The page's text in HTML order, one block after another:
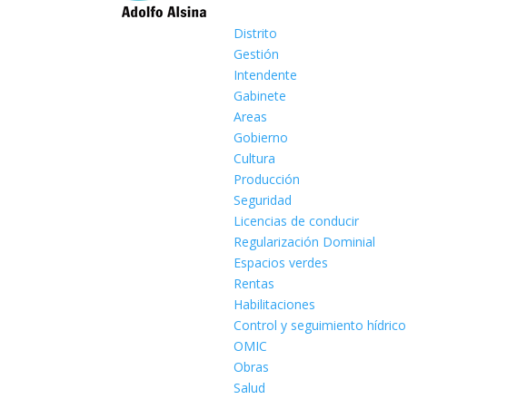
Distrito
Gestión
Intendente
Gabinete
Areas
Gobierno
Cultura
Producción
Seguridad
Licencias de conducir
Regularización Dominial
Espacios verdes
Rentas
Habilitaciones
Control y seguimiento hídrico
OMIC
Obras
Salud